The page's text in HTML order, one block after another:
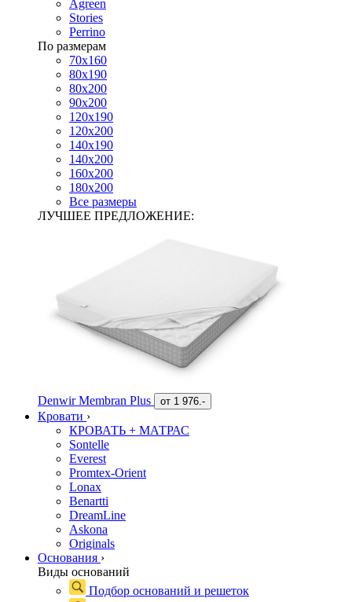
Agreen
Stories
Perrino
По размерам
70х160
80х190
80х200
90х200
120х190
120х200
140х190
140х200
160х200
180х200
Все размеры
ЛУЧШЕЕ ПРЕДЛОЖЕНИЕ:
Denwir Membran Plus от 1 976.-
Кровати ›
КРОВАТЬ + МАТРАС
Sontelle
Everest
Promtex-Orient
Lonax
Benartti
DreamLine
Askona
Originals
Основания ›
Виды оснований
Подбор оснований и решеток